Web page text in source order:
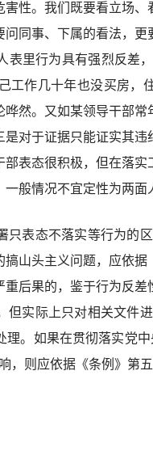
性。我们既要看立场
同事、下属的看法，
表里行为具有强烈反差
工作几十年也没买房，
哗然。又如某领导干部
对于证据只能证实其
表态很积极，但在落
般情况不宜定性为两
表态不落实等行为的区
山头主义问题，应依
重后果的，鉴于行为反
但实际上只对相关文件
。如果在贯彻落实党
，则应依据《条例》第